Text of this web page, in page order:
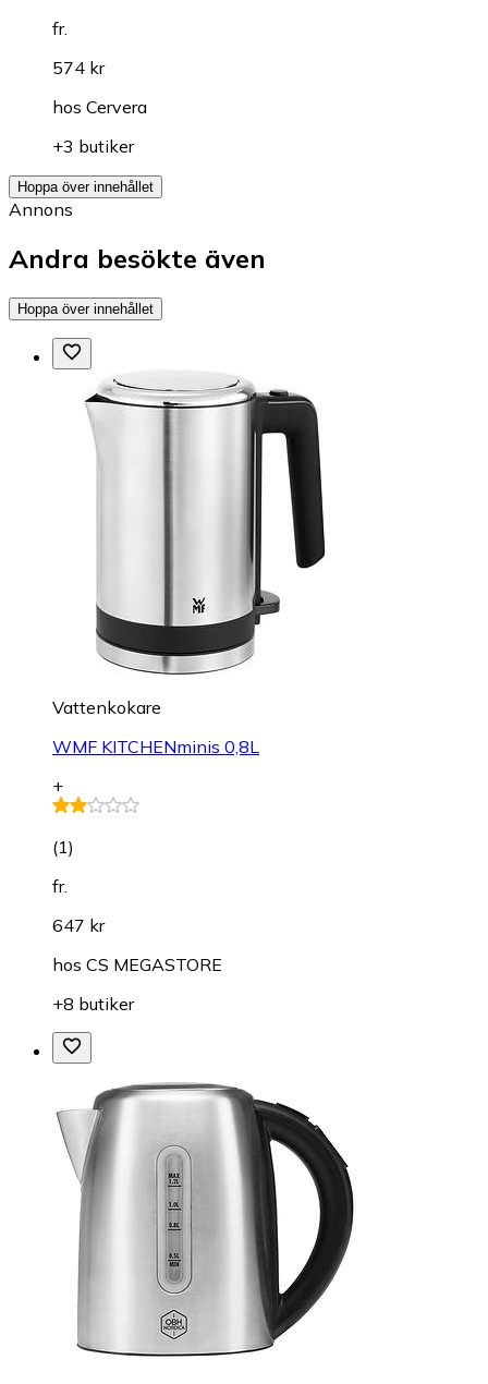
fr.
574 kr
hos Cervera
+3 butiker
Hoppa över innehållet
Annons
Andra besökte även
Hoppa över innehållet
Vattenkokare
WMF KITCHENminis 0,8L
+
(1)
fr.
647 kr
hos CS MEGASTORE
+8 butiker